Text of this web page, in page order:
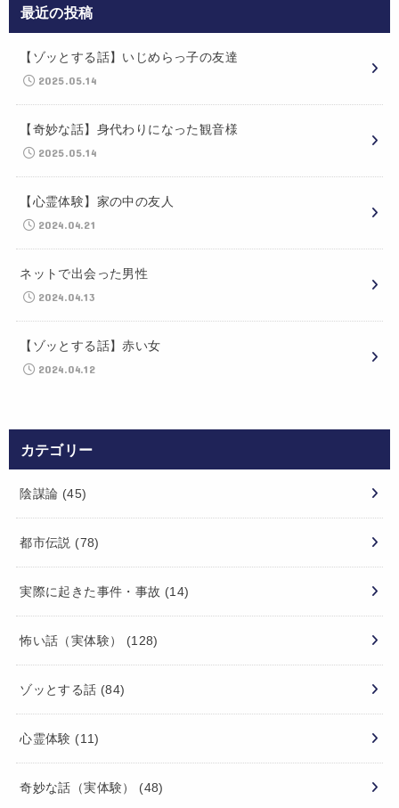
最近の投稿
【ゾッとする話】いじめらっ子の友達
2025.05.14
【奇妙な話】身代わりになった観音様
2025.05.14
【心霊体験】家の中の友人
2024.04.21
ネットで出会った男性
2024.04.13
【ゾッとする話】赤い女
2024.04.12
カテゴリー
陰謀論 (45)
都市伝説 (78)
実際に起きた事件・事故 (14)
怖い話（実体験） (128)
ゾッとする話 (84)
心霊体験 (11)
奇妙な話（実体験） (48)